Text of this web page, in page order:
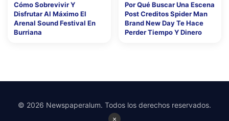
Cómo Sobrevivir Y
Disfrutar Al Máximo El
Arenal Sound Festival En
Burriana
Por Qué Buscar Una Escena
Post Creditos Spider Man
Brand New Day Te Hace
Perder Tiempo Y Dinero
×
© 2026 Newspaperalum. Todos los derechos reservados.